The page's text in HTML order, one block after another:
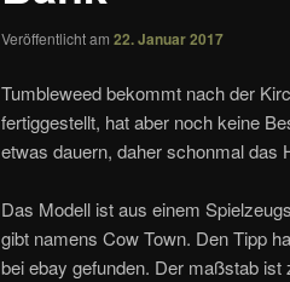
Veröffentlicht am22. Januar 2017
Tumbleweed bekommt nach der
fertiggestellt, hat aber noch keine
etwas dauern, daher schonmal das
Das Modell ist aus einem
gibt namens Cow Town. Den Tipp
bei ebay gefunden. Der maßstab